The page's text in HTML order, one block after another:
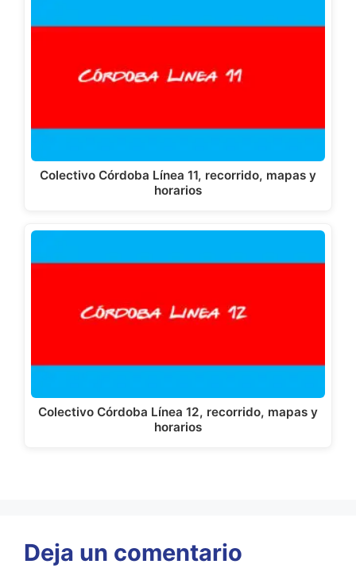
Colectivo Córdoba Línea 11, recorrido, mapas y
horarios
Colectivo Córdoba Línea 12, recorrido, mapas y
horarios
Deja un comentario